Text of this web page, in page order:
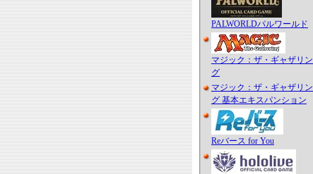
PALWORLDパルワールド
マジック：ザ・ギャザリン
グ
マジック：ザ・ギャザリン
グ 基本エキスパンション
Reバース for You